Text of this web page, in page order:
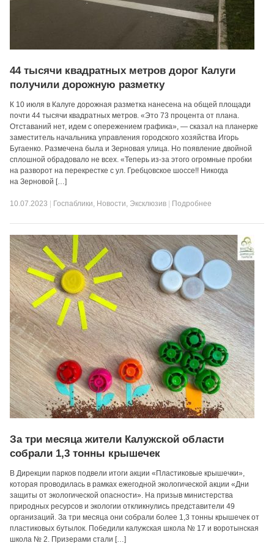
44 тысячи квадратных метров дорог Калуги
получили дорожную разметку
К 10 июля в Калуге дорожная разметка нанесена на общей площади
почти 44 тысячи квадратных метров. «Это 73 процента от плана.
Отставаний нет, идем с опережением графика», — сказал на планерке
заместитель начальника управления городского хозяйства Игорь
Бугаенко. Размечена была и Зерновая улица. Но появление двойной
сплошной обрадовало не всех. «Теперь из-за этого огромные пробки
на разворот на перекрестке с ул. Гребцовское шоссе!! Никогда
на Зерновой […]
10.07.2023 Госпаблики, Новости, Эксклюзив Подробнее
За три месяца жители Калужской области
собрали 1,3 тонны крышечек
В Дирекции парков подвели итоги акции «Пластиковые крышечки»,
которая проводилась в рамках ежегодной экологической акции «Дни
защиты от экологической опасности». На призыв министерства
природных ресурсов и экологии откликнулись представители 49
организаций. За три месяца они собрали более 1,3 тонны крышечек от
пластиковых бутылок. Победили калужская школа № 17 и воротынская
школа № 2. Призерами стали […]